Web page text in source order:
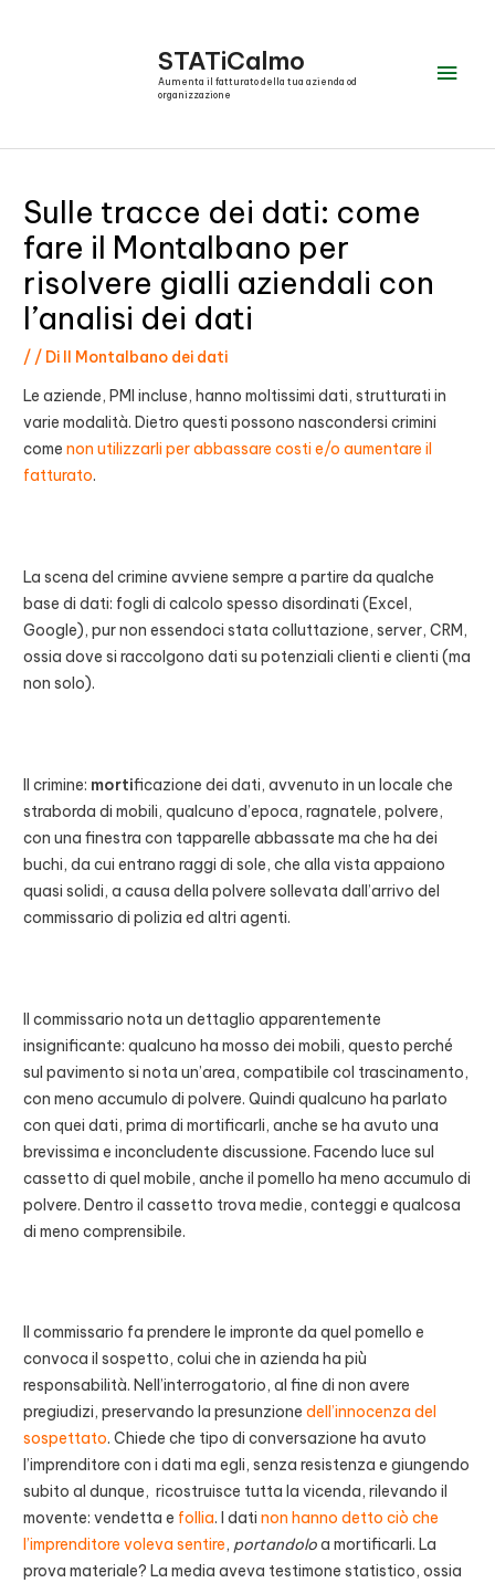
STATiCalmo
Aumenta il fatturato della tua azienda od
organizzazione
Sulle tracce dei dati: come
fare il Montalbano per
risolvere gialli aziendali con
l’analisi dei dati
/ / Di Il Montalbano dei dati
Le aziende, PMI incluse, hanno moltissimi dati, strutturati in
varie modalità. Dietro questi possono nascondersi crimini
come non utilizzarli per abbassare costi e/o aumentare il
fatturato.
La scena del crimine avviene sempre a partire da qualche
base di dati: fogli di calcolo spesso disordinati (Excel,
Google), pur non essendoci stata colluttazione, server, CRM,
ossia dove si raccolgono dati su potenziali clienti e clienti (ma
non solo).
Il crimine: mortificazione dei dati, avvenuto in un locale che
straborda di mobili, qualcuno d’epoca, ragnatele, polvere,
con una finestra con tapparelle abbassate ma che ha dei
buchi, da cui entrano raggi di sole, che alla vista appaiono
quasi solidi, a causa della polvere sollevata dall’arrivo del
commissario di polizia ed altri agenti.
Il commissario nota un dettaglio apparentemente
insignificante: qualcuno ha mosso dei mobili, questo perché
sul pavimento si nota un’area, compatibile col trascinamento,
con meno accumulo di polvere. Quindi qualcuno ha parlato
con quei dati, prima di mortificarli, anche se ha avuto una
brevissima e inconcludente discussione. Facendo luce sul
cassetto di quel mobile, anche il pomello ha meno accumulo di
polvere. Dentro il cassetto trova medie, conteggi e qualcosa
di meno comprensibile.
Il commissario fa prendere le impronte da quel pomello e
convoca il sospetto, colui che in azienda ha più
responsabilità. Nell’interrogatorio, al fine di non avere
pregiudizi, preservando la presunzione dell’innocenza del
sospettato. Chiede che tipo di conversazione ha avuto
l’imprenditore con i dati ma egli, senza resistenza e giungendo
subito al dunque, ricostruisce tutta la vicenda, rilevando il
movente: vendetta e follia. I datinon hanno detto ciò che
l’imprenditore voleva sentire, portandoloa mortificarli. La
prova materiale? La media aveva testimone statistico, ossia